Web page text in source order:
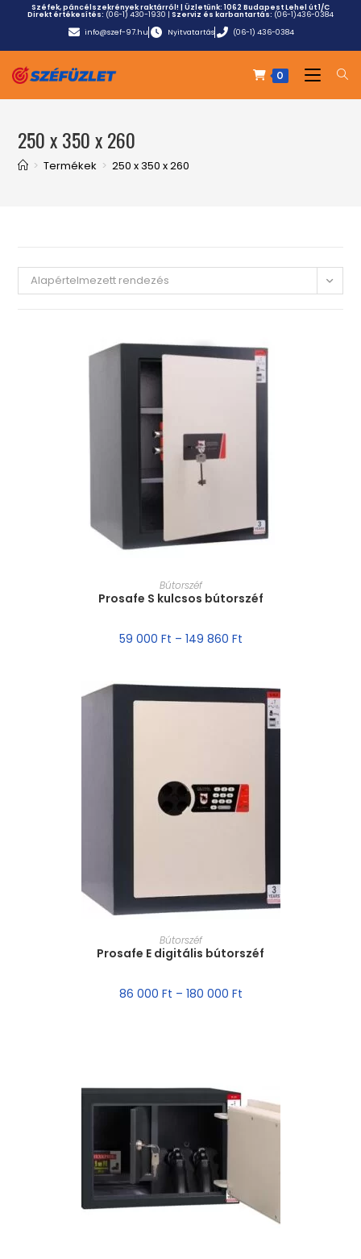
Széfek, páncélszekrények raktárról! | Üzletünk:1062 Budapest Lehel út 1/C
Direkt értékesítés: (06-1) 430-1930 | Szerviz és karbantartás: (06-1)436-0384
info@szef-97.hu
Nyitvatartás (06-1) 436-0384
0
250 x 350 x 260
> Termékek > 250 x 350 x 260
Alapértelmezett rendezés
MÉRET VÁLASZTÁSA
Bútorszéf
Prosafe S kulcsos bútorszéf
59 000 Ft – 149 860 Ft
MÉRET VÁLASZTÁSA
Bútorszéf
Prosafe E digitális bútorszéf
86 000 Ft – 180 000 Ft